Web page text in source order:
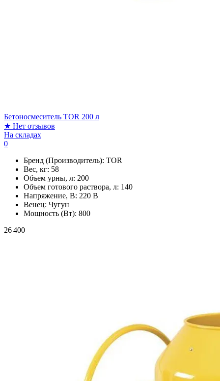
Бетоносмеситель TOR 200 л
★ Нет отзывов
На складах
0
Бренд (Производитель): TOR
Вес, кг: 58
Объем урны, л: 200
Объем готового раствора, л: 140
Напряжение, В: 220 В
Венец: Чугун
Мощность (Вт): 800
26 400